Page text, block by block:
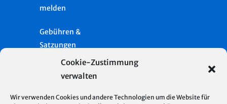
Cookie-Zustimmung
verwalten
Wir verwenden Cookies und andere Technologien um die Website für
melden
Gebühren &
Satzungen
Presse